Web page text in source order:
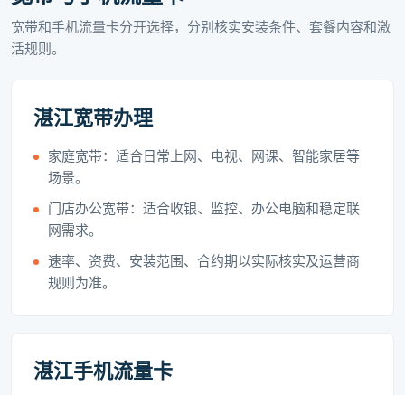
宽带和手机流量卡分开选择，分别核实安装条件、套餐内容和激
活规则。
湛江宽带办理
家庭宽带：适合日常上网、电视、网课、智能家居等
场景。
门店办公宽带：适合收银、监控、办公电脑和稳定联
网需求。
速率、资费、安装范围、合约期以实际核实及运营商
规则为准。
湛江手机流量卡